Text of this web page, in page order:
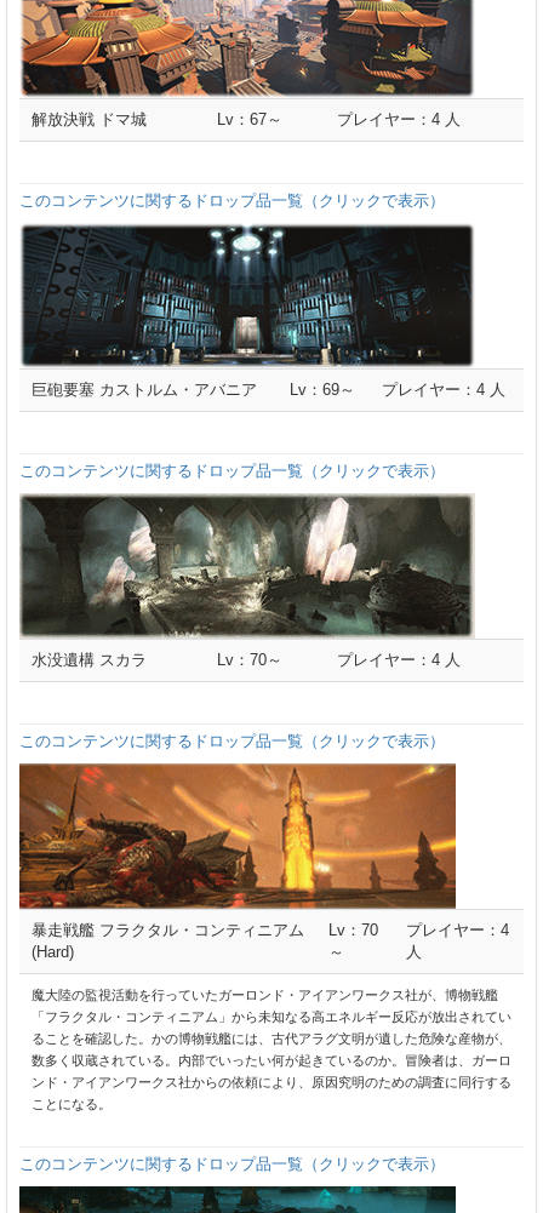
解放決戦 ドマ城 Lv：67～ プレイヤー：4 人
このコンテンツに関するドロップ品一覧（クリックで表示）
巨砲要塞 カストルム・アバニア Lv：69～ プレイヤー：4 人
このコンテンツに関するドロップ品一覧（クリックで表示）
水没遺構 スカラ Lv：70～ プレイヤー：4 人
このコンテンツに関するドロップ品一覧（クリックで表示）
暴走戦艦 フラクタル・コンティニアム
(Hard)
Lv：70
～
プレイヤー：4
人
魔大陸の監視活動を行っていたガーロンド・アイアンワークス社が、博物戦艦
「フラクタル・コンティニアム」から未知なる高エネルギー反応が放出されてい
ることを確認した。かの博物戦艦には、古代アラグ文明が遺した危険な産物が、
数多く収蔵されている。内部でいったい何が起きているのか。冒険者は、ガーロ
ンド・アイアンワークス社からの依頼により、原因究明のための調査に同行する
ことになる。
このコンテンツに関するドロップ品一覧（クリックで表示）